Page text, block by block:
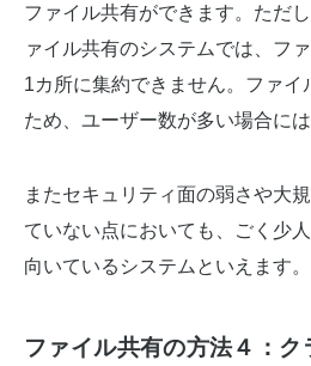
ファイル共有ができます。ただ
ァイル共有のシステムでは、フ
1カ所に集約できません。ファイ
ため、ユーザー数が多い場合に
またセキュリティ面の弱さや大
ていない点においても、ごく少
向いているシステムといえます。
ファイル共有の方法４：